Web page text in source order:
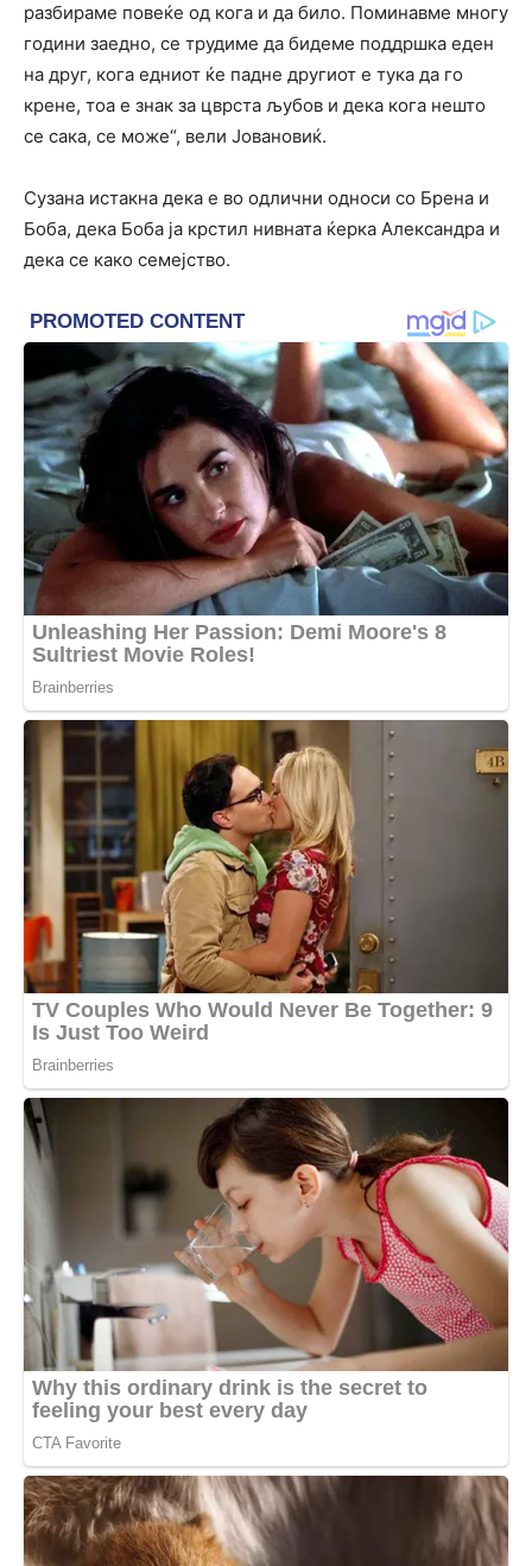
разбираме повеќе од кога и да било. Поминавме многу
години заедно, се трудиме да бидеме поддршка еден
на друг, кога едниот ќе падне другиот е тука да го
крене, тоа е знак за цврста љубов и дека кога нешто
се сака, се може“, вели Јовановиќ.
Сузана истакна дека е во одлични односи со Брена и
Боба, дека Боба ја крстил нивната ќерка Александра и
дека се како семејство.